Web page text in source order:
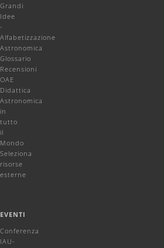
Grandi
Idee
-
Alfabetizzazione
Astronomica
Glossario
Recensioni
OAE
Didattica
Astronomica
in
tutto
il
Mondo
Seleziona
risorse
esterne
EVENTI
Conferenza
IAU-